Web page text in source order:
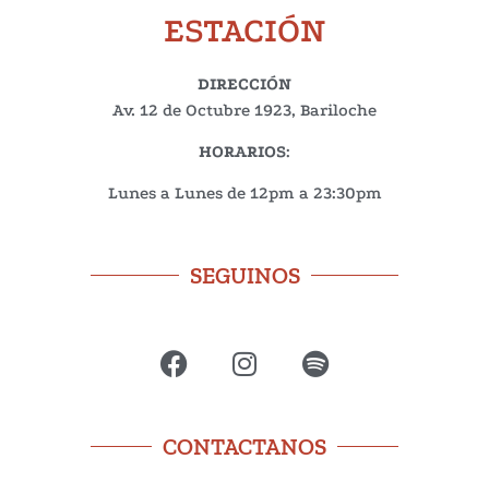
ESTACIÓN
DIRECCIÓN
Av. 12 de Octubre 1923, Bariloche
HORARIOS:
Lunes a Lunes de 12pm a 23:30pm
SEGUINOS
CONTACTANOS